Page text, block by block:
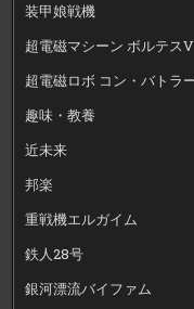
装甲娘戦機
超電磁マシーン ボルテスV
超電磁ロボ コン・バトラ
趣味・教養
近未来
邦楽
重戦機エルガイム
鉄人28号
銀河漂流バイファム